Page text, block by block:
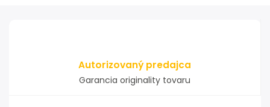
Autorizovaný predajca
Garancia originality tovaru